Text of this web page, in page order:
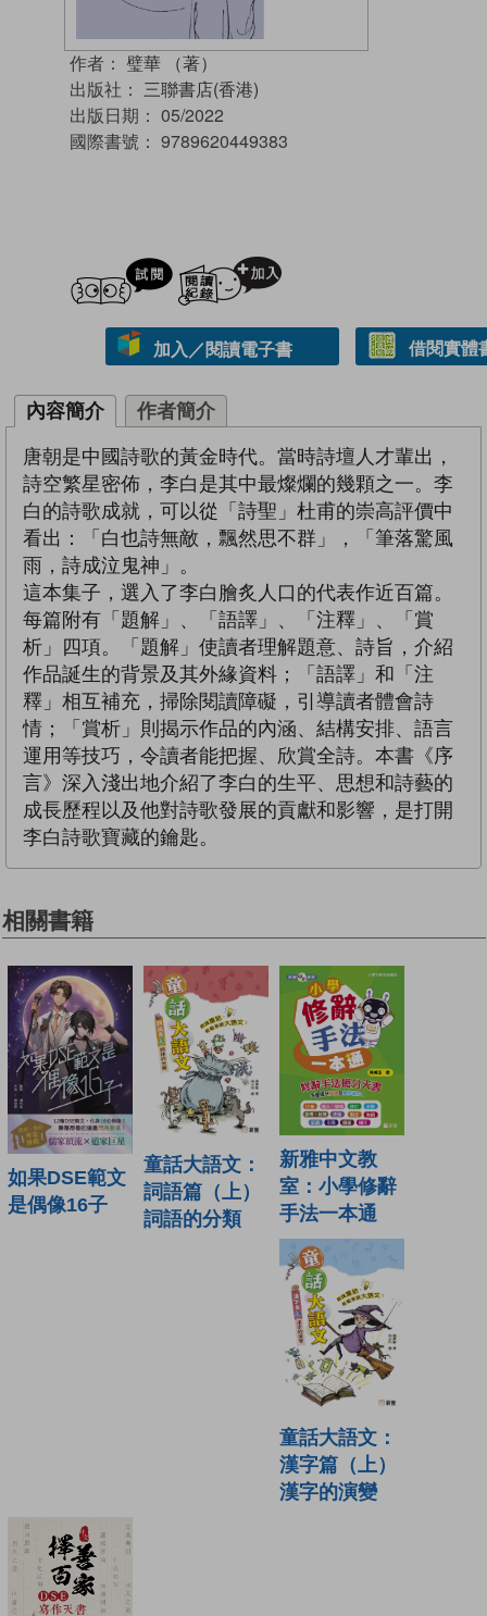
作者： 璧華 （著）
出版社： 三聯書店(香港)
出版日期： 05/2022
國際書號： 9789620449383
試閲
加入／閱讀電子書 借閱實體
內容簡介 作者簡介
唐朝是中國詩歌的黃金時代。當時詩壇人才輩出，
詩空繁星密佈，李白是其中最燦爛的幾顆之一。李
白的詩歌成就，可以從「詩聖」杜甫的崇高評價中
看出：「白也詩無敵，飄然思不群」，「筆落驚風
雨，詩成泣鬼神」。
這本集子，選入了李白膾炙人口的代表作近百篇。
每篇附有「題解」、「語譯」、「注釋」、「賞
析」四項。「題解」使讀者理解題意、詩旨，介紹
作品誕生的背景及其外緣資料；「語譯」和「注
釋」相互補充，掃除閱讀障礙，引導讀者體會詩
情；「賞析」則揭示作品的內涵、結構安排、語言
運用等技巧，令讀者能把握、欣賞全詩。本書《序
言》深入淺出地介紹了李白的生平、思想和詩藝的
成長歷程以及他對詩歌發展的貢獻和影響，是打開
李白詩歌寶藏的鑰匙。
相關書籍
如果DSE範文
是偶像16子
童話大語文：
詞語篇（上）
詞語的分類
新雅中文教
室：小學修辭
手法一本通
童話大語文：
漢字篇（上）
漢字的演變